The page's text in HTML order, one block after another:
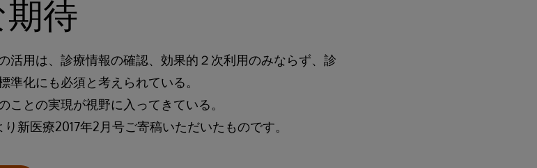
待
活用は、診療情報の確認、効果的２次利用のみならず、診
化にも必須と考えられている。
との実現が視野に入ってきている。
医療2017年2月号ご寄稿いただいたものです。